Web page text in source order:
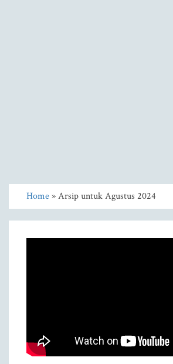
Home» Arsip untuk Agustus 2024